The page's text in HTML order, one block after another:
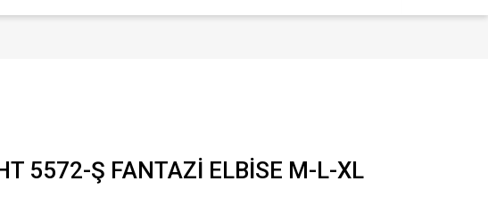
5572-Ş FANTAZİ ELBİSE M-L-XL